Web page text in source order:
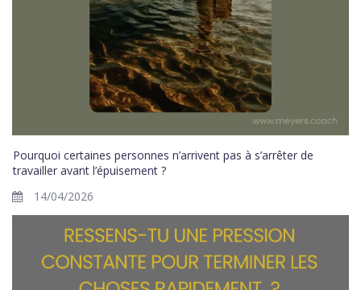
Pourquoi certaines personnes n’arrivent pas à s’arrêter de
travailler avant l’épuisement ?
14/04/2026